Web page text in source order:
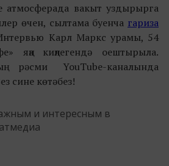
атмосферада вакыт уздырырга
өчен, сылтама буенча гариза
Карл Маркс урамы, 54
яңа киңлегендә оештырыла.
рәсми YouTube-каналында
сине көтәбез!
и интересным в